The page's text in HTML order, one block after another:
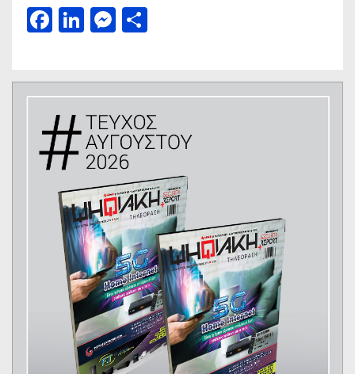
Facebook
LinkedIn
Messenger